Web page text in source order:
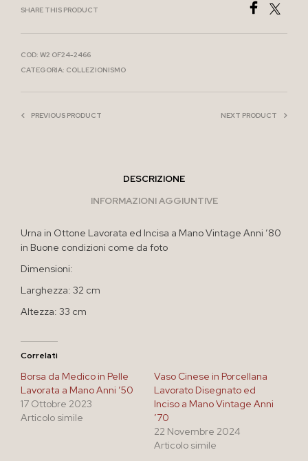
SHARE THIS PRODUCT
COD: W2 OF24-2466
CATEGORIA: COLLEZIONISMO
PREVIOUS PRODUCT NEXT PRODUCT
DESCRIZIONE
INFORMAZIONI AGGIUNTIVE
Urna in Ottone Lavorata ed Incisa a Mano Vintage Anni ’80
in Buone condizioni come da foto
Dimensioni:
Larghezza: 32 cm
Altezza: 33 cm
Correlati
Borsa da Medico in Pelle
Lavorata a Mano Anni ’50
17 Ottobre 2023
Articolo simile
Vaso Cinese in Porcellana
Lavorato Disegnato ed
Inciso a Mano Vintage Anni
’70
22 Novembre 2024
Articolo simile